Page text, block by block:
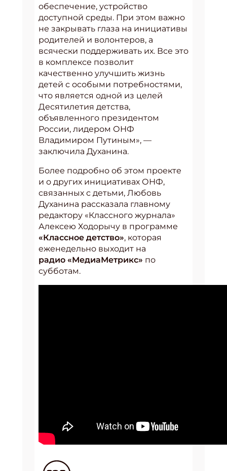
обеспечение, устройство
доступной среды. При этом важно
не закрывать глаза на инициативы
родителей и волонтеров, а
всячески поддерживать их. Все это
в комплексе позволит
качественно улучшить жизнь
детей с особыми потребностями,
что является одной из целей
Десятилетия детства,
объявленного президентом
России, лидером ОНФ
Владимиром Путиным», —
заключила Духанина.
Более подробно об этом проекте
и о других инициативах ОНФ,
связанных с детьми, Любовь
Духанина рассказала главному
редактору «Классного журнала»
Алексею Ходорычу в программе
«Классное детство», которая
еженедельно выходит на
радио «МедиаМетрикс» по
субботам.